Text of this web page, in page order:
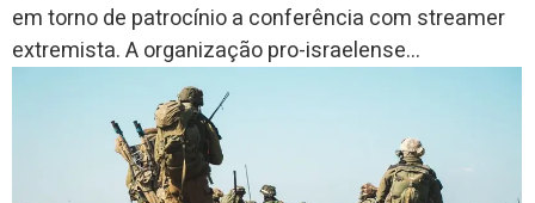
em torno de patrocínio a conferência com streamer
extremista. A organização pro-israelense...